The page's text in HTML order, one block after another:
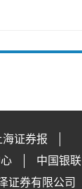
海证券报
中国银联
证券有限公司